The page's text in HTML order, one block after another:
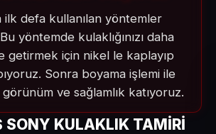
ilk defa kullanılan yöntemler
yöntemde kulaklığınızı daha
getirmek için nikel le kaplayıp
Sonra boyama işlemi ile
ve sağlamlık katıyoruz.
SONY KULAKLIK TAMİRİ